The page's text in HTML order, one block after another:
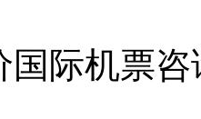
国际机票咨